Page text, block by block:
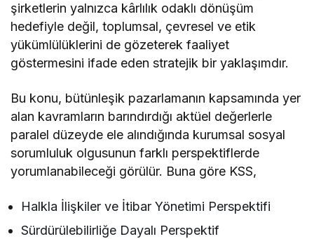
şirketlerin yalnızca kârlılık odaklı dönüşüm
hedefiyle değil, toplumsal, çevresel ve etik
yükümlülüklerini de gözeterek faaliyet
göstermesini ifade eden stratejik bir yaklaşımdır.
Bu konu, bütünleşik pazarlamanın kapsamında yer
alan kavramların barındırdığı aktüel değerlerle
paralel düzeyde ele alındığında kurumsal sosyal
sorumluluk olgusunun farklı perspektiflerde
yorumlanabileceği görülür. Buna göre KSS,
Halkla İlişkiler ve İtibar Yönetimi Perspektifi
Sürdürülebilirliğe Dayalı Perspektif